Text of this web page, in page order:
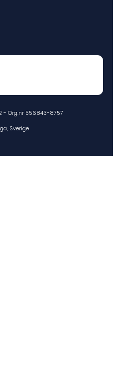
- Org.nr 556843-8757
Sverige